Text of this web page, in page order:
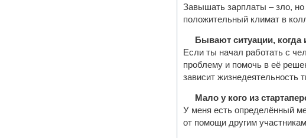
Завышать зарплаты – зло, но
положительный климат в
Бывают ситуации, когда
Если ты начал работать с
проблему и помочь в её
зависит жизнедеятельность
Мало у кого из
У меня есть определённый
от помощи другим